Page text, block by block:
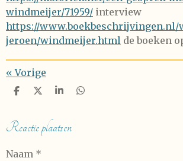
windmeijer/71959/ interview
https://www.boekbeschrijvingen.nl/
jeroen/windmeijer.html de boeken
«Vorige
D
e
n
D
S
r
e
D
Reactie plaatsen
Naam *